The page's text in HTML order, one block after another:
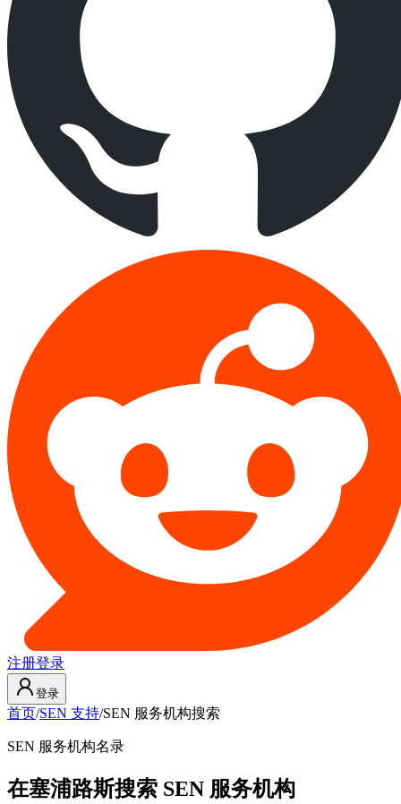
注册登录
登录
首页/SEN 支持/SEN 服务机构搜索
SEN 服务机构名录
在塞浦路斯搜索 SEN 服务机构